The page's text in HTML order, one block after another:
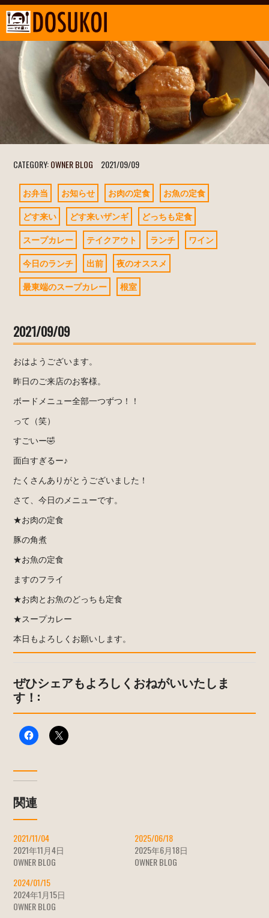
CATEGORY:OWNER BLOG 2021/09/09
お弁当 お知らせ お肉の定食
お魚の定食
どす来い
どす来いザンギ
どっちも定食
スープカレー
テイクアウト ランチ
ワイン
今日のランチ
出前
夜のオススメ
最東端のスープカレー
根室
2021/09/09
おはようございます。
昨日のご来店のお客様。
ボードメニュー全部一つずつ！！
って（笑）
すごいー🤣
面白すぎるー♪
たくさんありがとうございました！
さて、今日のメニューです。
★お肉の定食
豚の角煮
★お魚の定食
ますのフライ
★お肉とお魚のどっちも定食
★スープカレー
本日もよろしくお願いします。
ぜひシェアもよろしくおねがいいたしま
す！:
関連
2021/11/04
2021年11月4日
OWNER BLOG
2025/06/18
2025年6月18日
OWNER BLOG
2024/01/15
2024年1月15日
OWNER BLOG